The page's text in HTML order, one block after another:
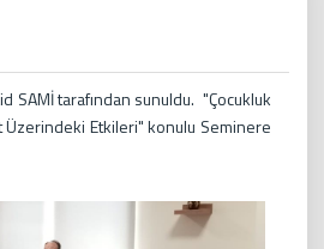
SAMİ tarafından sunuldu. "Çocukluk
Üzerindeki Etkileri" konulu Seminere